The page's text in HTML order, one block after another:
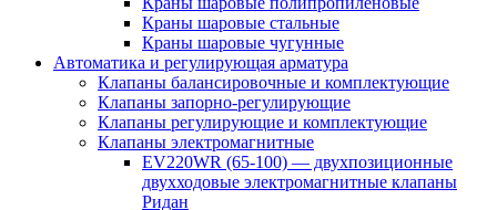
Краны шаровые стальные
Краны шаровые чугунные
Автоматика и регулирующая арматура
Клапаны балансировочные и комплектующие
Клапаны запорно-регулирующие
Клапаны регулирующие и комплектующие
Клапаны электромагнитные
EV220WR (65-100) — двухпозиционные
двухходовые электромагнитные клапаны
Ридан